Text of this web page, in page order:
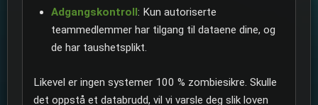
Adgangskontroll: Kun autoriserte
teammedlemmer har tilgang til dataene dine, og
de har taushetsplikt.
Likevel er ingen systemer 100 % zombiesikre. Skulle
det oppstå et databrudd, vil vi varsle deg slik loven